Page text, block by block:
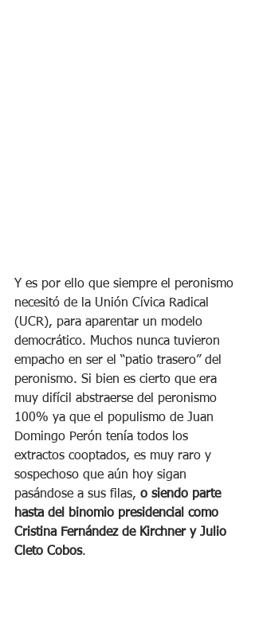
Y es por ello que siempre el peronismo
necesitó de la Unión Cívica Radical
(UCR), para aparentar un modelo
democrático. Muchos nunca tuvieron
empacho en ser el “patio trasero” del
peronismo. Si bien es cierto que era
muy difícil abstraerse del peronismo
100% ya que el populismo de Juan
Domingo Perón tenía todos los
extractos cooptados, es muy raro y
sospechoso que aún hoy sigan
pasándose a sus filas, o siendo parte
hasta del binomio presidencial como
Cristina Fernández de Kirchner y Julio
Cleto Cobos.